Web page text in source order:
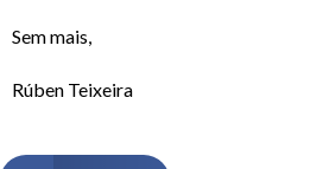
Sem mais,
Rúben Teixeira